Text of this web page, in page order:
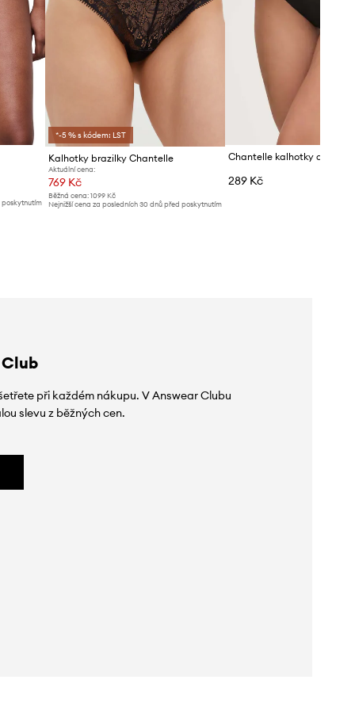
poskytnutím
*-5 % s kódem: LST
Kalhotky brazilky Chantelle
Aktuální cena:
769 Kč
Běžná cena:1099 Kč
Nejnižší cena za posledních 30 dnů před poskytnutím
Chantelle kalhotky dámské
289 Kč
při každém nákupu. V Answear Clubu
slevu z běžných cen.